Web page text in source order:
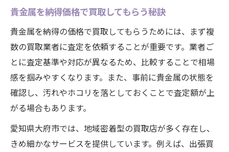
貴金属を納得価格で買取してもらう秘訣
貴金属を納得の価格で買取してもらうためには、まず複
数の買取業者に査定を依頼することが重要です。業者ご
とに査定基準や対応が異なるため、比較することで相場
感を掴みやすくなります。また、事前に貴金属の状態を
確認し、汚れやホコリを落としておくことで査定額が上
がる場合もあります。
愛知県大府市では、地域密着型の買取店が多く存在し、
きめ細かなサービスを提供しています。例えば、出張買